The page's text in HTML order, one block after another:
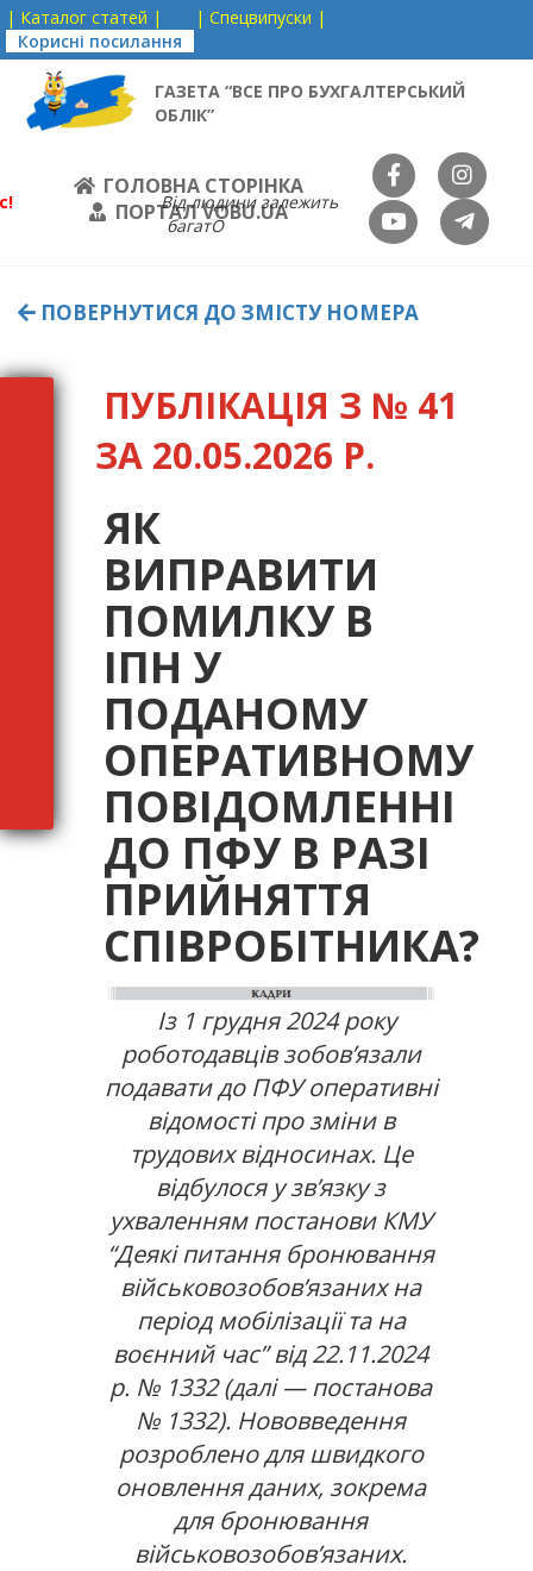
| Каталог статей |
| Спецвипуски |
Корисні посилання
ГАЗЕТА “ВСЕ ПРО БУХГАЛТЕРСЬКИЙ
ОБЛІК”
ГОЛОВНА СТОРІНКА
ПОРТАЛ VOBU.UA
Від людини залежить
багатО
ПОВЕРНУТИСЯ ДО ЗМІСТУ НОМЕРА
ПУБЛІКАЦІЯ З № 41
ЗА 20.05.2026 Р.
ЯК
ВИПРАВИТИ
ПОМИЛКУ В
ІПН У
ПОДАНОМУ
ОПЕРАТИВНОМУ
ПОВІДОМЛЕННІ
ДО ПФУ В РАЗІ
ПРИЙНЯТТЯ
СПІВРОБІТНИКА?
Із 1 грудня 2024 року
роботодавців зобов’язали
подавати до ПФУ оперативні
відомості про зміни в
трудових відносинах. Це
відбулося у зв’язку з
ухваленням постанови КМУ
“Деякі питання бронювання
військовозобов’язаних на
період мобілізації та на
воєнний час” від 22.11.2024
р. № 1332 (далі — постанова
№ 1332). Нововведення
розроблено для швидкого
оновлення даних, зокрема
для бронювання
військовозобов’язаних.